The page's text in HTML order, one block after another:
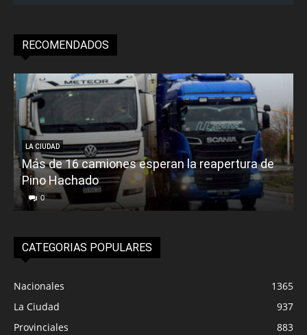
RECOMENDADOS
LA CIUDAD
Más de 16 camiones esperan la reapertura de
Pino Hachado
0
CATEGORIAS POPULARES
Nacionales
1365
La Ciudad
937
Provinciales
883